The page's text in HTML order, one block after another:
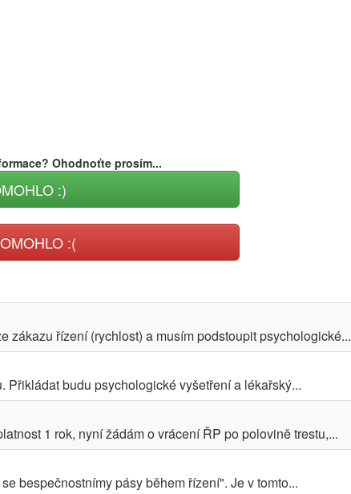
Ohodnoťte prosím...
:)
:(
zákazu řízení (rychlost) a musím podstoupit psychologické...
budu psychologické vyšetření a lékařský...
1 rok, nyní žádám o vrácení ŘP po polovině trestu,...
bespečnostnímy pásy během řízení". Je v tomto...